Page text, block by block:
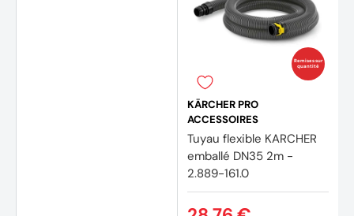
Remises sur
quantité
KÄRCHER PRO
ACCESSOIRES
Tuyau flexible KARCHER
emballé DN35 2m -
2.889-161.0